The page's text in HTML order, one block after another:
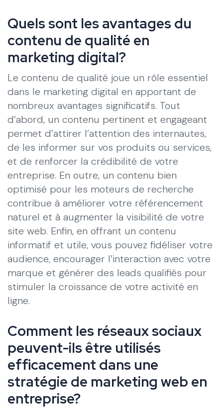
Quels sont les avantages du
contenu de qualité en
marketing digital?
Le contenu de qualité joue un rôle essentiel
dans le marketing digital en apportant de
nombreux avantages significatifs. Tout
d’abord, un contenu pertinent et engageant
permet d’attirer l’attention des internautes,
de les informer sur vos produits ou services,
et de renforcer la crédibilité de votre
entreprise. En outre, un contenu bien
optimisé pour les moteurs de recherche
contribue à améliorer votre référencement
naturel et à augmenter la visibilité de votre
site web. Enfin, en offrant un contenu
informatif et utile, vous pouvez fidéliser votre
audience, encourager l’interaction avec votre
marque et générer des leads qualifiés pour
stimuler la croissance de votre activité en
ligne.
Comment les réseaux sociaux
peuvent-ils être utilisés
efficacement dans une
stratégie de marketing web en
entreprise?